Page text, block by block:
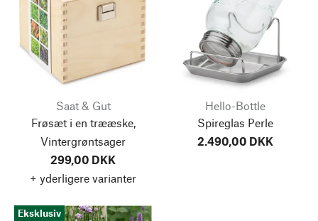
Saat & Gut
Frøsæt i en trææske,
Vintergrøntsager
299,00 DKK
+ yderligere varianter
Hello-Bottle
Spireglas Perle
2.490,00 DKK
Eksklusiv